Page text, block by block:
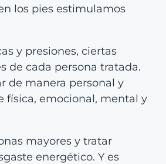
los pies estimulamos
y presiones, ciertas
de cada persona tratada.
de manera personal y
física, emocional, mental y
mayores y tratar
energético. Y es